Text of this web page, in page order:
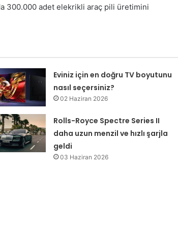
300.000 adet elekrikli araç pili üretimini
Eviniz için en doğru TV boyutunu
nasıl seçersiniz?
02 Haziran 2026
Rolls-Royce Spectre Series II
daha uzun menzil ve hızlı şarjla
geldi
03 Haziran 2026